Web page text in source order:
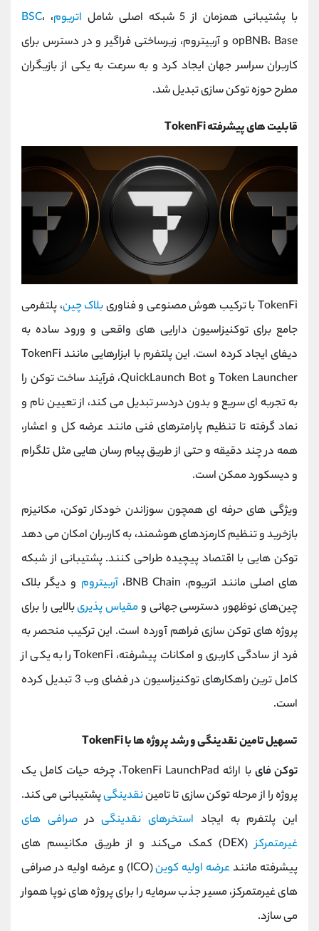
با پشتیبانی همزمان از 5 شبکه اصلی شامل
اتریوم، BSC،
opBNB، Base و آربیتروم، زیرساختی فراگیر و در دسترس برای
کاربران سراسر جهان ایجاد کرد و به سرعت به یکی از بازیگران
مطرح حوزه توکن ‌سازی تبدیل شد.
قابلیت ‌های پیشرفته TokenFi
TokenFi با ترکیب هوش مصنوعی و فناوری بلاک چین، پلتفرمی
جامع برای توکنیزاسیون دارایی‌ های واقعی و ورود ساده به
دیفای ایجاد کرده است. این پلتفرم با ابزارهایی مانند TokenFi
Token Launcher و QuickLaunch Bot، فرآیند ساخت توکن را
به تجربه ‌ای سریع و بدون دردسر تبدیل می ‌کند، از تعیین نام و
نماد گرفته تا تنظیم پارامترهای فنی مانند عرضه کل و اعشار،
همه در چند دقیقه و حتی از طریق پیام ‌رسان ‌هایی مثل تلگرام
و دیسکورد ممکن است.
ویژگی ‌های حرفه ‌ای همچون سوزاندن خودکار توکن، مکانیزم
بازخرید و تنظیم کارمزدهای هوشمند، به کاربران امکان می‌ دهد
توکن‌ هایی با اقتصاد پیچیده طراحی کنند. پشتیبانی از شبکه
‌های اصلی مانند اتریوم، BNB Chain،
آربیتروم و دیگر بلاک
چین‌های نوظهور، دسترسی جهانی ومقیاس ‌پذیریبالایی را برای
پروژه‌ های توکن ‌سازی فراهم آورده است. این ترکیب منحصر به
فرد از سادگی کاربری و امکانات پیشرفته، TokenFi را به یکی از
کامل‌ ترین راهکارهای توکنیزاسیون در فضای وب 3 تبدیل کرده
است.
تسهیل تامین نقدینگی و رشد پروژه‌ ها با TokenFi
توکن فای
با ارائه TokenFi LaunchPad، چرخه حیات کامل یک
پروژه را از مرحله توکن ‌سازی تا تامیننقدینگیپشتیبانی می ‌کند.
این پلتفرم به ایجاد استخرهای نقدینگیدرصرافی‌ های
غیرمتمرکز
(DEX) کمک می‌کند و از طریق مکانیسم ‌های
پیشرفته مانندعرضه اولیه کوین
(ICO) و عرضه اولیه در صرافی‌
های غیرمتمرکز، مسیر جذب سرمایه را برای پروژه ‌های نوپا هموار
می ‌سازد.